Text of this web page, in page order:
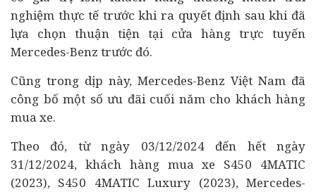
nghiệm thực tế trước khi ra quyết định sau khi đã
lựa chọn thuận tiện tại cửa hàng trực tuyến
Mercedes-Benz trước đó.
Cũng trong dịp này, Mercedes-Benz Việt Nam đã
công bố một số ưu đãi cuối năm cho khách hàng
mua xe.
Theo đó, từ ngày 03/12/2024 đến hết ngày
31/12/2024, khách hàng mua xe S450 4MATIC
(2023), S450 4MATIC Luxury (2023), Mercedes-